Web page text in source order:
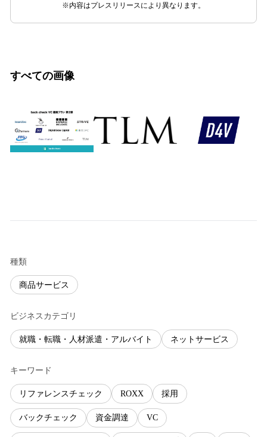
※内容はプレスリリースにより異なります。
すべての画像
種類
商品サービス
ビジネスカテゴリ
就職・転職・人材派遣・アルバイト ネットサービス
キーワード
リファレンスチェック ROXX 採用
バックチェック 資金調達 VC